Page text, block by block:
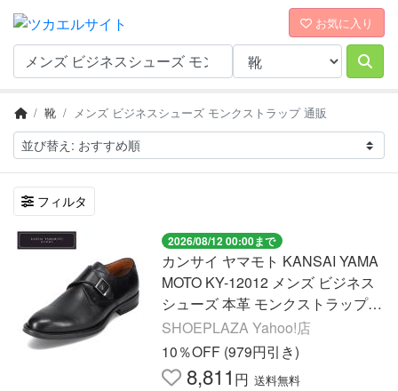
お気に入り
靴 メンズ ビジネスシューズ モンクストラップ 通販
フィルタ
2026/08/12 00:00まで
カンサイ ヤマモト KANSAI YAMA
MOTO KY-12012 メンズ ビジネス
シューズ 本革 モンクストラップ
トラッドシューズ ブラック 爆買 S
ALE
SHOEPLAZA Yahoo!店
10％OFF (979円引き)
8,811 円 送料無料